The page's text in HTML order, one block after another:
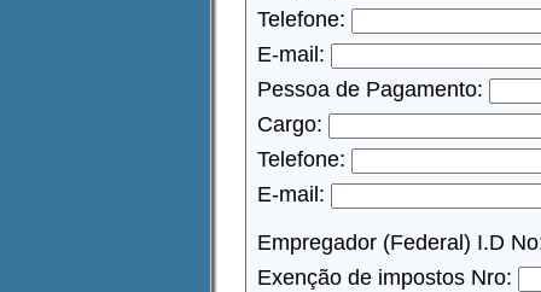
Telefone:
E-mail:
Pessoa de Pagamento:
Cargo:
Telefone:
E-mail:
Empregador (Federal) I.D
Exenção de impostos Nro: